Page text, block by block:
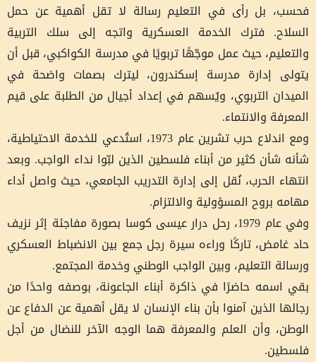
فحسب، بل رأى في التعليم رسالة لا تقل أهمية عن حمل
السلاح. فترك الخدمة العسكرية واتجه إلى سلك التربية
والتعليم، حيث عمل موجّهًا تربويًا في مدرسة الكواكبي، قبل أن
يتولى إدارة مدرسة إسكندرون، ليترك بصمات واضحة في
الميدان التربوي، ويُسهم في إعداد أجيال من الطلبة على قيم
المعرفة والانتماء.
ومع اندلاع حرب تشرين عام 1973، استُدعي للخدمة الاحتياطية،
شأنه شأن كثير من أبناء فلسطين الذين لبّوا نداء الواجب. وبعد
انتهاء الحرب، نُقل إلى إدارة التدريب الجامعي، حيث واصل أداء
مهامه بروح المسؤولية والالتزام.
وفي عام 1979، رحل درار عيسى كوسا بصورة مفاجئة إثر نزيف
حاد غامض، تاركًا وراءه سيرة رجل جمع بين الانضباط العسكري
ورسالة التعليم، وبين الواجب الوطني وخدمة المجتمع.
بقي اسمه حاضرًا في ذاكرة أبناء الجاعونة، بوصفه واحدًا من
رجالها الذين آمنوا بأن بناء الإنسان لا يقل أهمية عن الدفاع عن
الوطن، وأن العلم والمعرفة هما الوجه الآخر للنضال من أجل
فلسطين.